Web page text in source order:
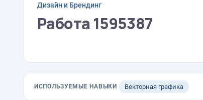
Дизайн и Брендинг
Работа 1595387
ИСПОЛЬЗУЕМЫЕ НАВЫКИ Векторная графика